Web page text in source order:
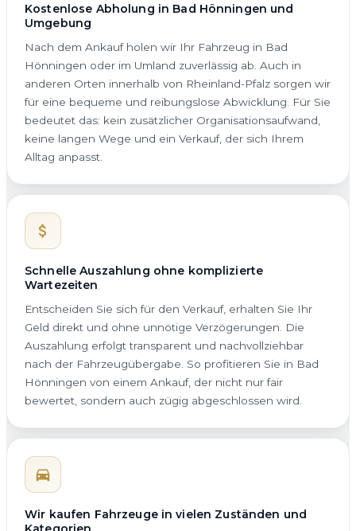
Kostenlose Abholung in Bad Hönningen und
Umgebung
Nach dem Ankauf holen wir Ihr Fahrzeug in Bad
Hönningen oder im Umland zuverlässig ab. Auch in
anderen Orten innerhalb von Rheinland-Pfalz sorgen wir
für eine bequeme und reibungslose Abwicklung. Für Sie
bedeutet das: kein zusätzlicher Organisationsaufwand,
keine langen Wege und ein Verkauf, der sich Ihrem
Alltag anpasst.
Schnelle Auszahlung ohne komplizierte
Wartezeiten
Entscheiden Sie sich für den Verkauf, erhalten Sie Ihr
Geld direkt und ohne unnötige Verzögerungen. Die
Auszahlung erfolgt transparent und nachvollziehbar
nach der Fahrzeugübergabe. So profitieren Sie in Bad
Hönningen von einem Ankauf, der nicht nur fair
bewertet, sondern auch zügig abgeschlossen wird.
Wir kaufen Fahrzeuge in vielen Zuständen und